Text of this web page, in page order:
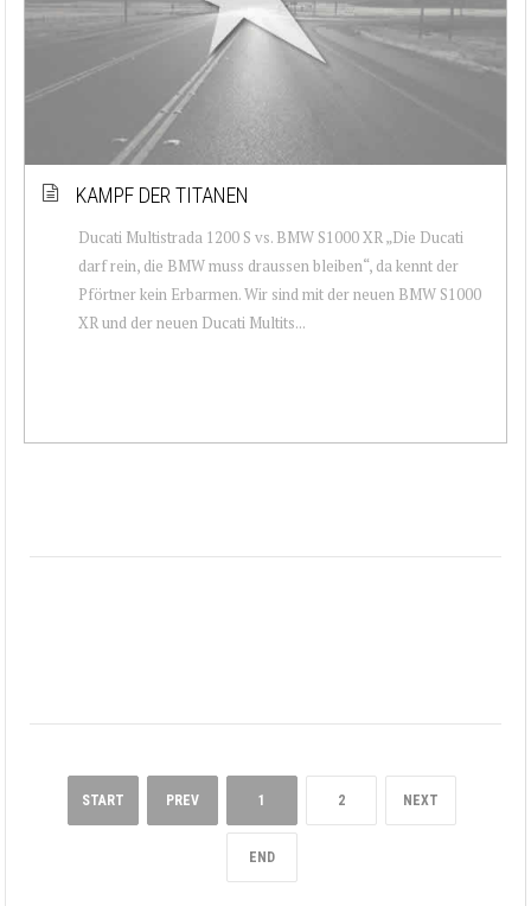
KAMPF DER TITANEN
Ducati Multistrada 1200 S vs. BMW S1000 XR „Die Ducati
darf rein, die BMW muss draussen bleiben“, da kennt der
Pförtner kein Erbarmen. Wir sind mit der neuen BMW S1000
XR und der neuen Ducati Multits...
START PREV 1 2 NEXT
END